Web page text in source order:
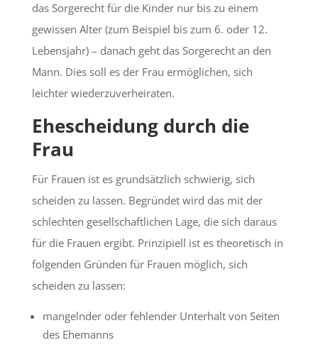
das Sorgerecht für die Kinder nur bis zu einem
gewissen Alter (zum Beispiel bis zum 6. oder 12.
Lebensjahr) – danach geht das Sorgerecht an den
Mann. Dies soll es der Frau ermöglichen, sich
leichter wiederzuverheiraten.
Ehescheidung durch die
Frau
Für Frauen ist es grundsätzlich schwierig, sich
scheiden zu lassen. Begründet wird das mit der
schlechten gesellschaftlichen Lage, die sich daraus
für die Frauen ergibt. Prinzipiell ist es theoretisch in
folgenden Gründen für Frauen möglich, sich
scheiden zu lassen:
mangelnder oder fehlender Unterhalt von Seiten
des Ehemanns